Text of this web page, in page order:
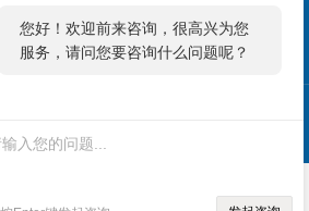
您好！欢迎前来咨询，很高兴为您
服务，请问您要咨询什么问题呢？
松江新桥镇新中街199弄24-26号